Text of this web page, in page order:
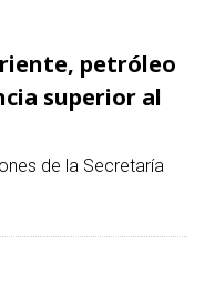
petróleo
superior al
de la Secretaría